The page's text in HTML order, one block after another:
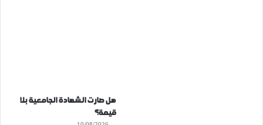
هل صارت الشهادة الجامعية بلا
قيمة؟